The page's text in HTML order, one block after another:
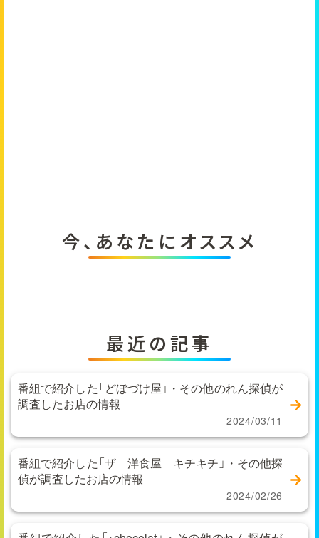
今、あなたにオススメ
最近の記事
番組で紹介した「どぼづけ屋」・その他のれん探偵が
調査したお店の情報
2024/03/11
番組で紹介した「ザ 洋食屋 キチキチ」・その他探
偵が調査したお店の情報
2024/02/26